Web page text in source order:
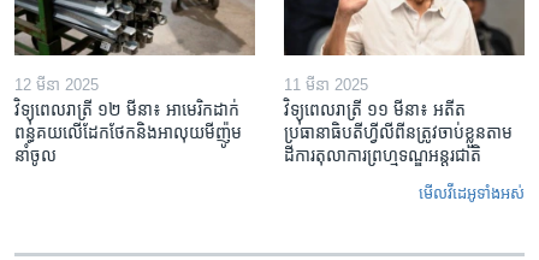
12 មីនា 2025
វិទ្យុពេលរាត្រី ១២ មីនា៖ អាមេរិក​ដាក់​
ពន្ធគយ​លើ​ដែកថែក​និង​អាលុយ​មីញ៉ូម​
នាំចូល
11 មីនា 2025
វិទ្យុពេលរាត្រី ១១ មីនា៖ អតីត​
ប្រធានាធិបតីហ្វីលីពីន​ត្រូវ​ចាប់ខ្លួនតាម
ដីការ​តុលាការ​ព្រហ្មទណ្ឌ​អន្តរជាតិ
មើល​វីដេអូ​ទាំង​អស់